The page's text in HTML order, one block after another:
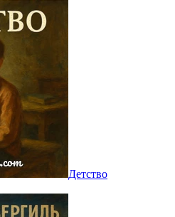
Детство